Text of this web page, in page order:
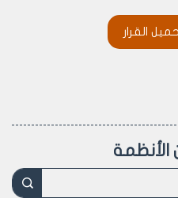
أخرى حيث أن الجمعيتين
الى لجنة توزيع
القرار
الأنظمة